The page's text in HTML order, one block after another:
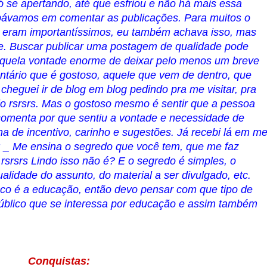
se apertando, até que esfriou e não há mais essa
em comentar as publicações. Para muitos o
importantíssimos, eu também achava isso, mas
Buscar publicar uma postagem de qualidade pode
vontade enorme de deixar pelo menos um breve
que é gostoso, aquele que vem de dentro, que
ir de blog em blog pedindo pra me visitar, pra
rsrsrs. Mas o gostoso mesmo é sentir que a pessoa
por que sentiu a vontade e necessidade de
de incentivo, carinho e sugestões. Já recebi lá em
Me ensina o segredo que você tem, que me faz
Lindo isso não é? E o segredo é simples, o
do assunto, do material a ser divulgado, etc.
é a educação, então devo pensar com que tipo de
que se interessa por educação e assim também
Conquistas: